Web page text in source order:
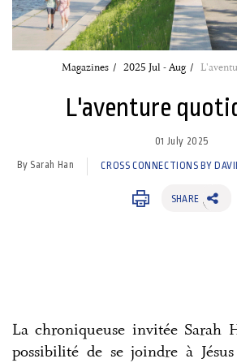
Magazines 2025 Jul - Aug
L'aventure
01 July 2025
By Sarah Han CROSS CONNECTIONS BY
SHARE
La chroniqueuse invitée Sarah
possibilité de se joindre à